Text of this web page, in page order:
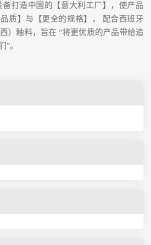
打造中国的【意大利工厂】，使产品
质】与【更全的规格】， 配合西班牙
）釉料，旨在 “将更优质的产品带给追
”。